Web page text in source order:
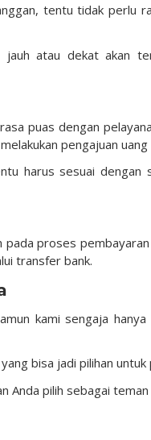
tentu tidak perlu
atau dekat akan
puas dengan
pengajuan uang
harus sesuai dengan
proses
transfer bank.
kami sengaja
bisa jadi pilihan untuk
Anda pilih sebagai